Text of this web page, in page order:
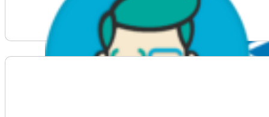
Voir plus d'informations sur Ultimate Coders –